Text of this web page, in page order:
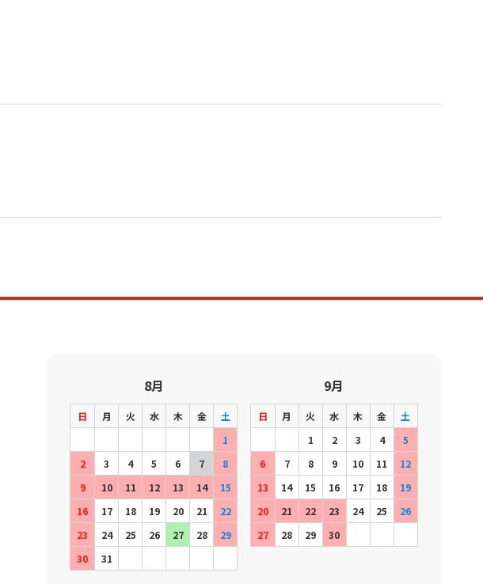
8月
日 月 火 水 木 金
土
1
2
3 4 5 6 7
8
9
10 11 12 13 14
15
16
17 18 19 20 21
22
23
24 25 26 27 28
29
30
31
9月
日 月 火 水 木 金
土
1
2 3 4
5
6
7 8 9 10 11
12
13
14 15 16 17 18
19
20
21 22 23 24 25
26
27
28 29 30